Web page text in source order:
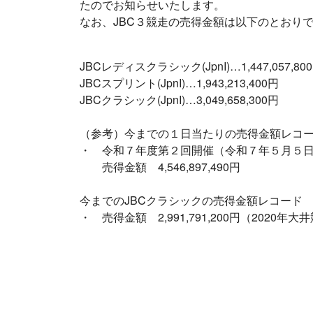
たのでお知らせいたします。
なお、JBC３競走の売得金額は以下のとおりで
JBCレディスクラシック
JBCスプリント(JpnI)…1,943,213,400円
JBCクラシック(JpnI)…3,049,658,300円
（参考）今までの１日当たりの売得金額レコ
・ 令和７年度第２回開催（令和７年５月５日
売得金額 4,546,897,490円
今までのJBCクラシックの売得金額レコード
・ 売得金額 2,991,791,200円（2020年大井